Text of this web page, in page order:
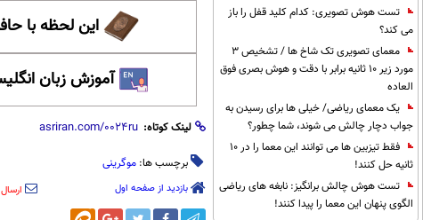
تست هوش تصویری: کدام کلید قفل را باز
می کند؟
معمای تصویری تک شاخ ها / تشخیص 3
مورد زیر 10 ثانیه برابر با دقت و هوش بصری فوق
العاده
یک معمای ریاضی/ خیلی ها برای رسیدن به
جواب دچار چالش می شوند، شما چطور؟
فقط تیزبین ها می توانند این معما را در 10
ثانیه حل کنند!
تست هوش چالش برانگیز: نابغه های ریاضی
الگوی پنهان این معما را پیدا کنند!
این لحظه با
آموزش زبان
لینک کوتاه:
برچسب ها: موگرینی
بازدید از صفحه اول